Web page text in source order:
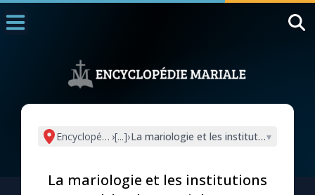
L'actualité de la semaine
Encyclopédie mariale
›[...]›La mariologie et les institutions
▾
La mariologie et les institutions